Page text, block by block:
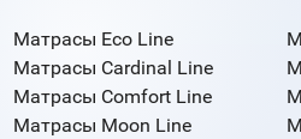
Матрасы Eco Line
Матрасы Cardinal Line
Матрасы Comfort Line
Матрасы Moon Line